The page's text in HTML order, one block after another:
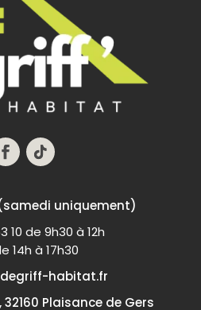
(samedi uniquement)
10 de 9h30 à 12h
14h à 17h30
habitat.fr
32160 Plaisance de Gers